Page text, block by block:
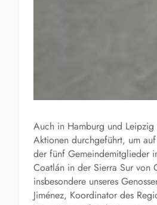
Auch in Hamburg und Leipzig
Aktionen durchgeführt, um
der fünf Gemeindemitglieder
Coatlán in der Sierra Sur von
insbesondere unseres
Jiménez, Koordinator des